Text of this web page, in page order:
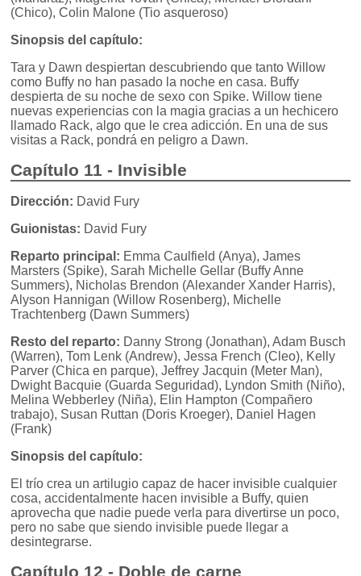
(Chico), Colin Malone (Tio asqueroso)
Sinopsis del capítulo:
Tara y Dawn despiertan descubriendo que tanto Willow
como Buffy no han pasado la noche en casa. Buffy
despierta de su noche de sexo con Spike. Willow tiene
nuevas experiencias con la magia gracias a un hechicero
llamado Rack, algo que le crea adicción. En una de sus
visitas a Rack, pondrá en peligro a Dawn.
Capítulo 11 - Invisible
Dirección: David Fury
Guionistas: David Fury
Reparto principal: Emma Caulfield (Anya), James
Marsters (Spike), Sarah Michelle Gellar (Buffy Anne
Summers), Nicholas Brendon (Alexander Xander Harris),
Alyson Hannigan (Willow Rosenberg), Michelle
Trachtenberg (Dawn Summers)
Resto del reparto: Danny Strong (Jonathan), Adam Busch
(Warren), Tom Lenk (Andrew), Jessa French (Cleo), Kelly
Parver (Chica en parque), Jeffrey Jacquin (Meter Man),
Dwight Bacquie (Guarda Seguridad), Lyndon Smith (Niño),
Melina Webberley (Niña), Elin Hampton (Compañero
trabajo), Susan Ruttan (Doris Kroeger), Daniel Hagen
(Frank)
Sinopsis del capítulo:
El trío crea un artilugio capaz de hacer invisible cualquier
cosa, accidentalmente hacen invisible a Buffy, quien
aprovecha que nadie puede verla para divertirse un poco,
pero no sabe que siendo invisible puede llegar a
desintegrarse.
Capítulo 12 - Doble de carne